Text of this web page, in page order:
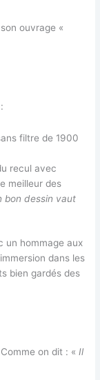
ouvrage «
filtre de 1900
recul avec
meilleur des
bon dessin vaut
un hommage aux
dans les
bien gardés des
on dit : « Il